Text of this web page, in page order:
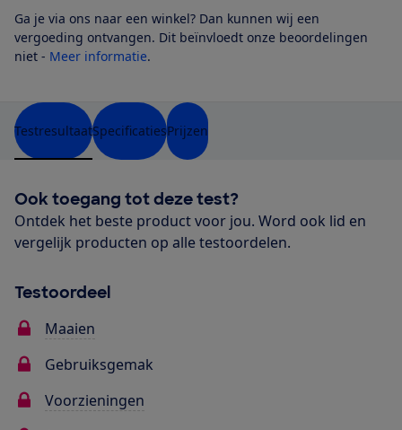
Ga je via ons naar een winkel? Dan kunnen wij een
vergoeding ontvangen. Dit beïnvloedt onze beoordelingen
niet - Meer informatie.
TestresultaatSpecificatiesPrijzen
Ook toegang tot deze test?
Ontdek het beste product voor jou. Word ook lid en
vergelijk producten op alle testoordelen.
Testoordeel
Maaien
Gebruiksgemak
Voorzieningen